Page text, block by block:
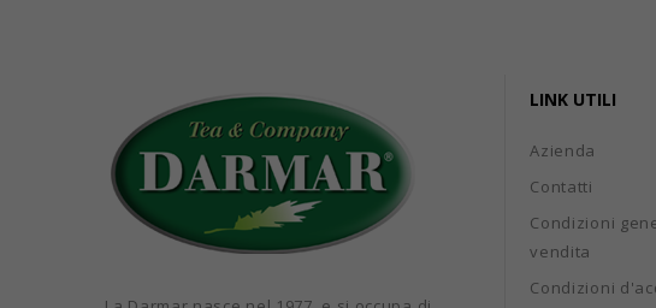
LINK UTILI
Azienda
Contatti
Condizioni
vendita
Condizioni